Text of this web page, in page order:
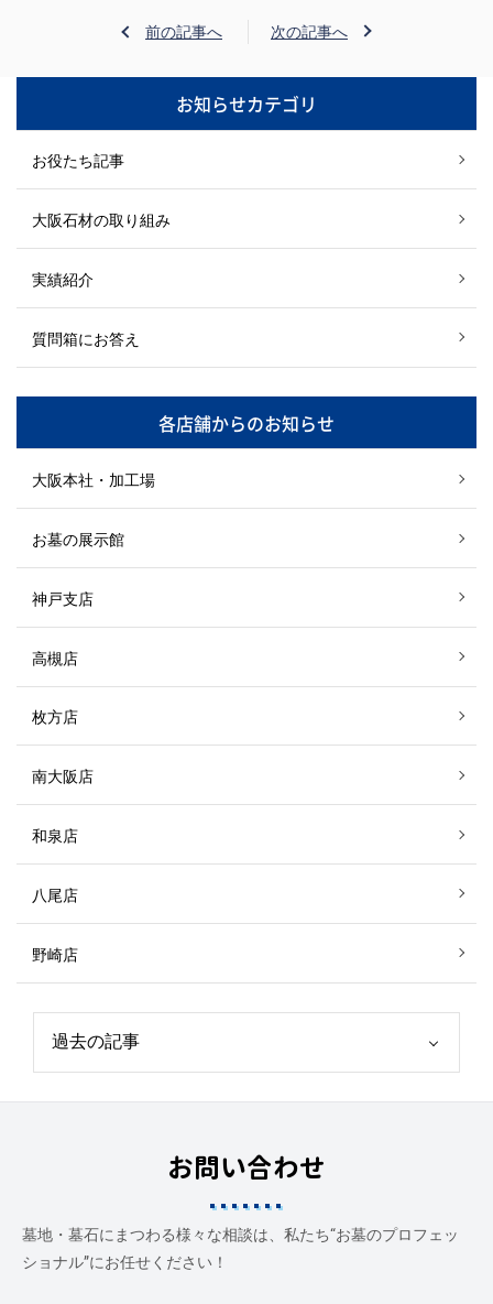
前の記事へ 次の記事へ
お知らせカテゴリ
お役たち記事
大阪石材の取り組み
実績紹介
質問箱にお答え
各店舗からのお知らせ
大阪本社・加工場
お墓の展示館
神戸支店
高槻店
枚方店
南大阪店
和泉店
八尾店
野崎店
お問い合わせ
墓地・墓石にまつわる様々な相談は、私たち“お墓のプロフェッ
ショナル”にお任せください！